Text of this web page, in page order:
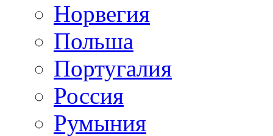
Норвегия
Польша
Португалия
Россия
Румыния